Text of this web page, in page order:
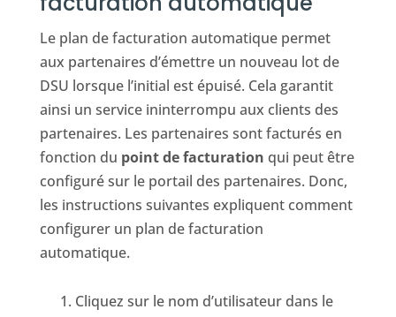
Le plan de facturation automatique permet
aux partenaires d’émettre un nouveau lot de
DSU lorsque l’initial est épuisé. Cela garantit
ainsi un service ininterrompu aux clients des
partenaires. Les partenaires sont facturés en
fonction du point de facturation qui peut être
configuré sur le portail des partenaires. Donc,
les instructions suivantes expliquent comment
configurer un plan de facturation
automatique.
Cliquez sur le nom d’utilisateur dans le